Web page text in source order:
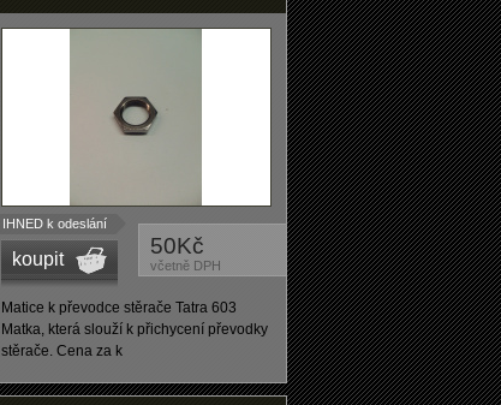
50Kč
včetně DPH
IHNED k odeslání
koupit
Matice k převodce stěrače Tatra 603
Matka, která slouží k přichycení převodky
stěrače. Cena za k